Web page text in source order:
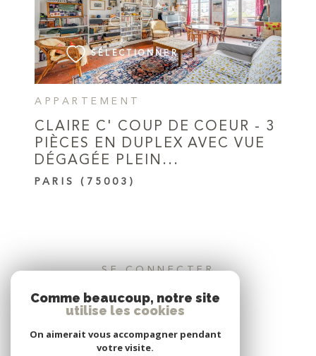
APPARTEMENT
CLAIRE C' COUP DE COEUR - 3
PIÈCES EN DUPLEX AVEC VUE
DÉGAGÉE PLEIN...
PARIS (75003)
SÉLECTIONNER
VOIR LE BIEN
SE CONNECTER
ESPACE PROPRIÉTAIRE
Comme beaucoup, notre site
utilise les cookies
On aimerait vous accompagner pendant
votre visite.